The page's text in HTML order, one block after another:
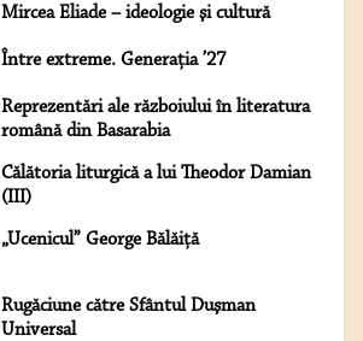
Mircea Eliade – ideologie şi cultură
Între extreme. Generaţia ’27
Reprezentări ale războiului în literatura
română din Basarabia
Călătoria liturgică a lui Theodor Damian
(III)
„Ucenicul” George Bălăiţă
Rugăciune către Sfântul Duşman
Universal